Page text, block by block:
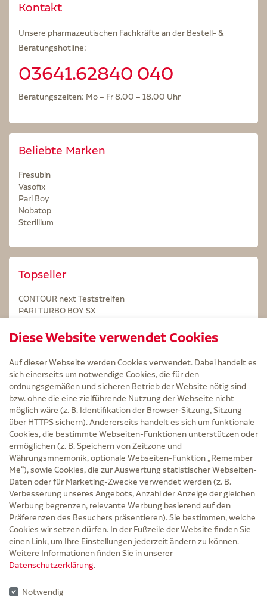
Kontakt
Unsere pharmazeutischen Fachkräfte an der Bestell- &
Beratungshotline:
03641.62840 040
Beratungszeiten: Mo – Fr 8.00 – 18.00 Uhr
Beliebte Marken
Fresubin
Vasofix
Pari Boy
Nobatop
Sterillium
Topseller
CONTOUR next Teststreifen
PARI TURBO BOY SX
Kintex Kinesiologie Tape blau
Service
Versand und Lieferzeit
Kontakt
FAQ
AGB
Cookie-Einstellungen
Datenschutz
Erklärung zur Barrierefreiheit
Widerruf
Impressum
Zu Risiken und Nebenwirkungen lesen Sie die Packungsbeilage und fragen Sie
Ihre Ärztin, Ihren Arzt oder in der Apotheke.
entfallen für Lieferungen innerhalb Deutschlands die Versandkosten.
Diese Website verwendet Cookies
Auf dieser Webseite werden Cookies verwendet. Dabei handelt es
sich einerseits um notwendige Cookies, die für den
ordnungsgemäßen und sicheren Betrieb der Website nötig sind
bzw. ohne die eine zielführende Nutzung der Webseite nicht
möglich wäre (z. B. Identifikation der Browser-Sitzung, Sitzung
über HTTPS sichern). Andererseits handelt es sich um funktionale
Cookies, die bestimmte Webseiten-Funktionen unterstützen oder
ermöglichen (z. B. Speichern von Zeitzone und
Währungsmnemonik, optionale Webseiten-Funktion „Remember
Me“), sowie Cookies, die zur Auswertung statistischer Webseiten-
Daten oder für Marketing-Zwecke verwendet werden (z. B.
Verbesserung unseres Angebots, Anzahl der Anzeige der gleichen
Werbung begrenzen, relevante Werbung basierend auf den
Präferenzen des Besuchers präsentieren). Sie bestimmen, welche
Cookies wir setzen dürfen. In der Fußzeile der Website finden Sie
einen Link, um Ihre Einstellungen jederzeit ändern zu können.
Weitere Informationen finden Sie in unserer
Datenschutzerklärung.
Notwendig